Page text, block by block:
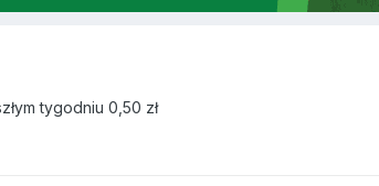
tygodniu 0,50 zł